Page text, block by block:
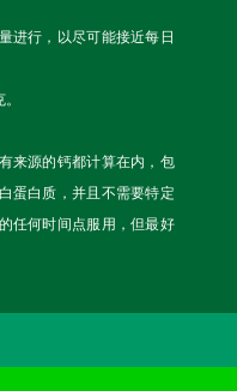
进行，以尽可能接近每日
来源的钙都计算在内，包
蛋白质，并且不需要特定
任何时间点服用，但最好